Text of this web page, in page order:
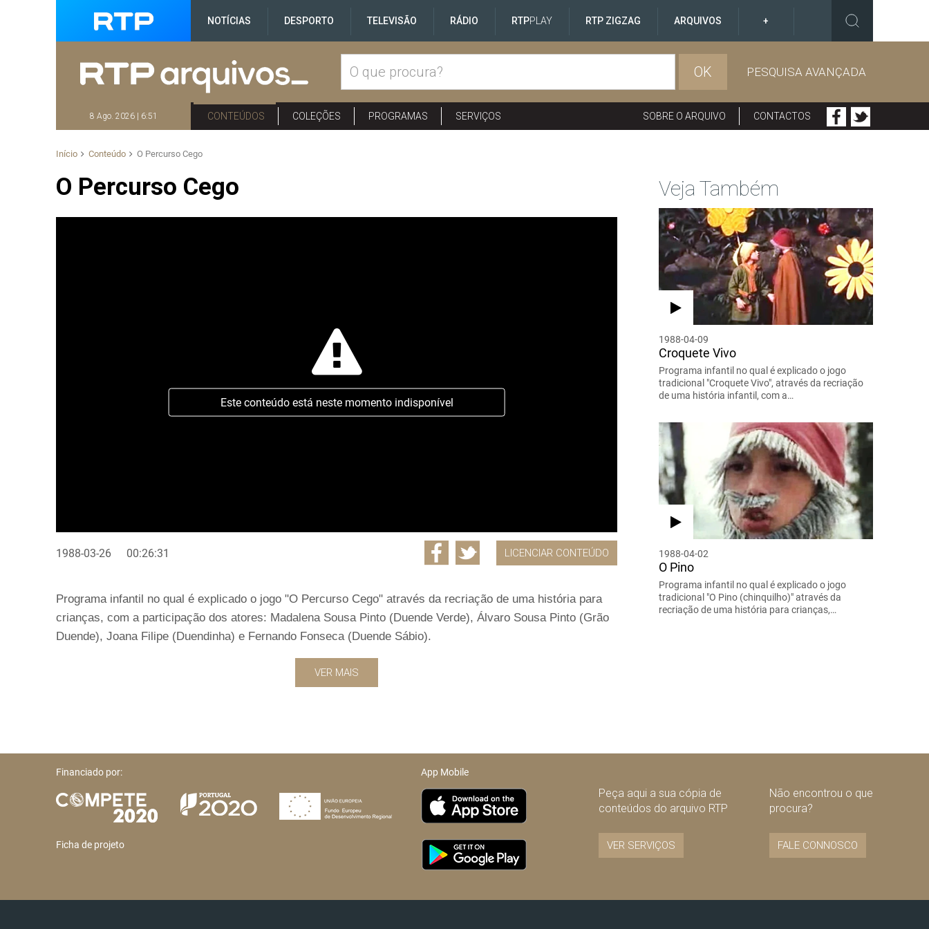
NOTÍCIAS DESPORTO TELEVISÃO RÁDIO RTPPLAY RTP ZIGZAG ARQUIVOS +
OK PESQUISA AVANÇADA
8 Ago. 2026 | 6:51 CONTEÚDOS COLEÇÕES PROGRAMAS SERVIÇOS SOBRE O ARQUIVO CONTACTOS
Início Conteúdo O Percurso Cego
O Percurso Cego
Este conteúdo está neste momento indisponível
1988-03-26 00:26:31 LICENCIAR CONTEÚDO
Programa infantil no qual é explicado o jogo "O Percurso Cego" através da recriação de uma história para
crianças, com a participação dos atores: Madalena Sousa Pinto (Duende Verde), Álvaro Sousa Pinto (Grão
Duende), Joana Filipe (Duendinha) e Fernando Fonseca (Duende Sábio).
VER MAIS
Veja Também
1988-04-09
Croquete Vivo
Programa infantil no qual é explicado o jogo
tradicional "Croquete Vivo", através da recriação
de uma história infantil, com a…
1988-04-02
O Pino
Programa infantil no qual é explicado o jogo
tradicional "O Pino (chinquilho)" através da
recriação de uma história para crianças,…
Financiado por:
Ficha de projeto
App Mobile
Peça aqui a sua cópia de
conteúdos do arquivo RTP
VER SERVIÇOS
Não encontrou o que
procura?
FALE CONNOSCO